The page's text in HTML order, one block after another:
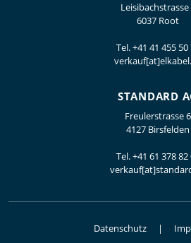
Leisibachstrasse
6037 Root
Tel.+41 41 455 50
STANDARD
Freulerstrasse 6
4127 Birsfelden
Tel.+41 61 378 82
Datenschutz